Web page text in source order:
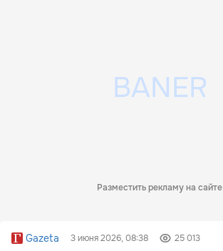
Разместить рекламу на сайте
Gazeta 3 июня 2026, 08:38 25 013